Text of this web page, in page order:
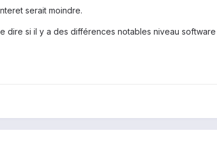
serait moindre.
dire si il y a des différences notables niveau